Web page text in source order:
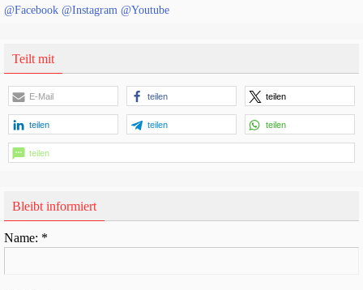
@Facebook @Instagram @Youtube
Teilt mit
E-Mail teilen teilen
teilen teilen teilen
teilen
Bleibt informiert
Name: *